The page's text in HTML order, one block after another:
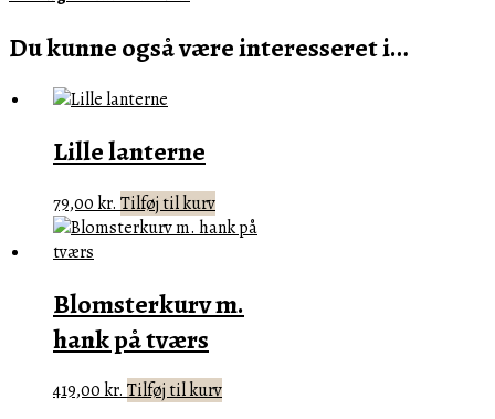
Du kunne også være interesseret i…
Lille lanterne
79,00kr. Tilføj til kurv
Blomsterkurv m.
hank på tværs
419,00kr.Tilføj til kurv